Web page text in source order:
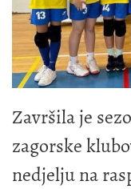
Završila je
zagorske
nedjelju na